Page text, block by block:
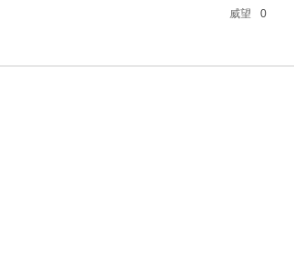
威望 0